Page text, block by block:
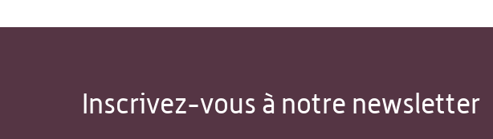
Inscrivez-vous à notre newsletter